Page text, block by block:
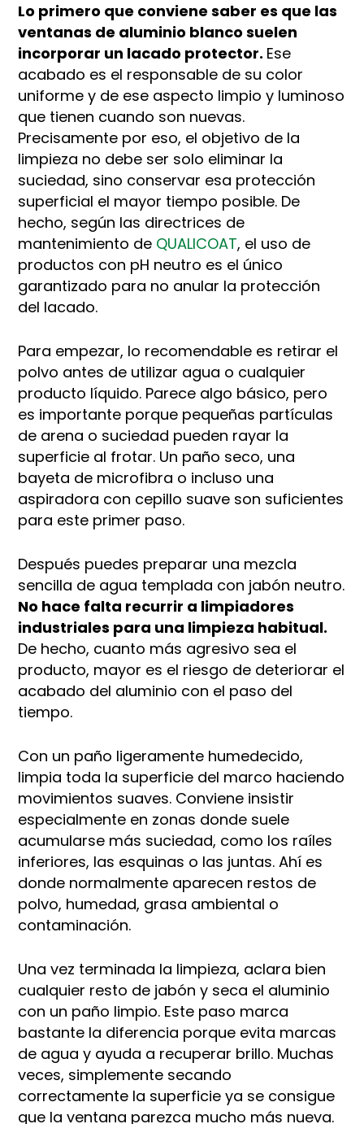
Lo primero que conviene saber es que las
ventanas de aluminio blanco suelen
incorporar un lacado protector. Ese
acabado es el responsable de su color
uniforme y de ese aspecto limpio y luminoso
que tienen cuando son nuevas.
Precisamente por eso, el objetivo de la
limpieza no debe ser solo eliminar la
suciedad, sino conservar esa protección
superficial el mayor tiempo posible. De
hecho, según las directrices de
mantenimiento de QUALICOAT, el uso de
productos con pH neutro es el único
garantizado para no anular la protección
del lacado.
Para empezar, lo recomendable es retirar el
polvo antes de utilizar agua o cualquier
producto líquido. Parece algo básico, pero
es importante porque pequeñas partículas
de arena o suciedad pueden rayar la
superficie al frotar. Un paño seco, una
bayeta de microfibra o incluso una
aspiradora con cepillo suave son suficientes
para este primer paso.
Después puedes preparar una mezcla
sencilla de agua templada con jabón neutro.
No hace falta recurrir a limpiadores
industriales para una limpieza habitual.
De hecho, cuanto más agresivo sea el
producto, mayor es el riesgo de deteriorar el
acabado del aluminio con el paso del
tiempo.
Con un paño ligeramente humedecido,
limpia toda la superficie del marco haciendo
movimientos suaves. Conviene insistir
especialmente en zonas donde suele
acumularse más suciedad, como los raíles
inferiores, las esquinas o las juntas. Ahí es
donde normalmente aparecen restos de
polvo, humedad, grasa ambiental o
contaminación.
Una vez terminada la limpieza, aclara bien
cualquier resto de jabón y seca el aluminio
con un paño limpio. Este paso marca
bastante la diferencia porque evita marcas
de agua y ayuda a recuperar brillo. Muchas
veces, simplemente secando
correctamente la superficie ya se consigue
que la ventana parezca mucho más nueva.